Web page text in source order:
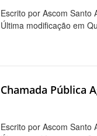
Escrito por Ascom Santo
Última modificação em
Chamada Pública
Escrito por Ascom Santo